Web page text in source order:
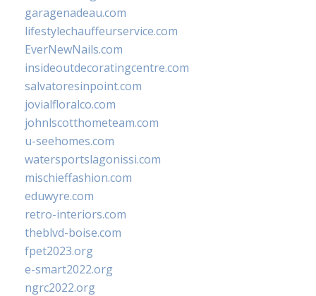
garagenadeau.com
lifestylechauffeurservice.com
EverNewNails.com
insideoutdecoratingcentre.com
salvatoresinpoint.com
jovialfloralco.com
johnlscotthometeam.com
u-seehomes.com
watersportslagonissi.com
mischieffashion.com
eduwyre.com
retro-interiors.com
theblvd-boise.com
fpet2023.org
e-smart2022.org
ngrc2022.org